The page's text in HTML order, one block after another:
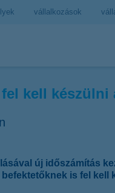
vállalkozások
kell
új időszámítás
befektetőknek is fel